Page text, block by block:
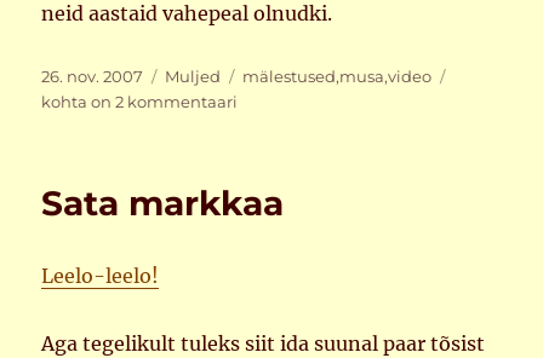
neid aastaid vahepeal olnudki.
Postitatud
26. nov. 2007 Rubriigid
Muljed Sildid
mälestused,musa,video
kohta on 2 kommentaari
Sata markkaa
Leelo-leelo!
Aga tegelikult tuleks siit ida suunal paar tõsist